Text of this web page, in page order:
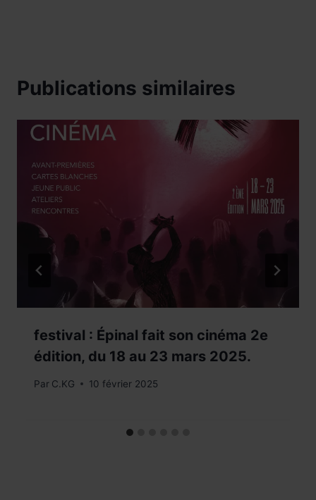
Publications similaires
festival : Épinal fait son cinéma 2e
édition, du 18 au 23 mars 2025.
Par C.KG 10 février 2025